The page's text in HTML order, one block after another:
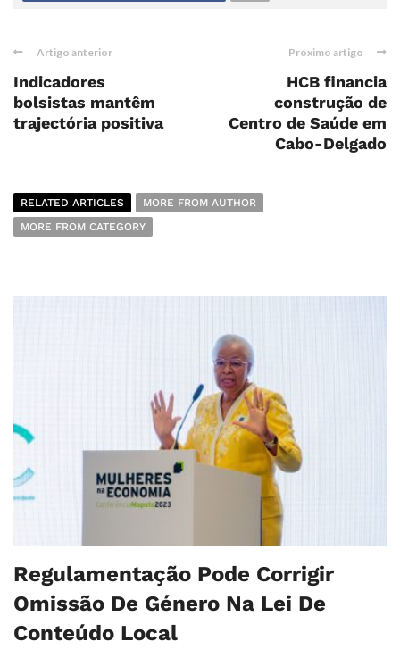
Artigo anterior
Indicadores
bolsistas mantêm
trajectória positiva
Próximo artigo
HCB financia
construção de
Centro de Saúde em
Cabo-Delgado
RELATED ARTICLES
MORE FROM AUTHOR
MORE FROM CATEGORY
Regulamentação Pode Corrigir
Omissão De Género Na Lei De
Conteúdo Local